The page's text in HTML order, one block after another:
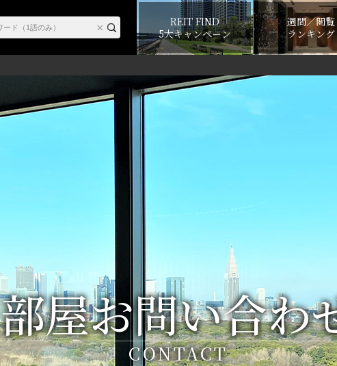
REIT FIND
5大キャンペーン
週間／閲覧
ランキング
部屋お問い合わ
CONTACT